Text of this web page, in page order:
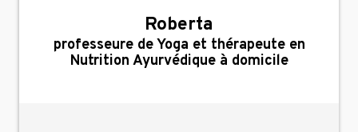
Roberta
,
professeure de Yoga et thérapeute en
Nutrition Ayurvédique à domicile